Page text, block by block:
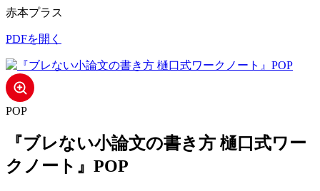
赤本プラス
PDFを開く
POP
『ブレない小論文の書き方 樋口式ワー
クノート』POP